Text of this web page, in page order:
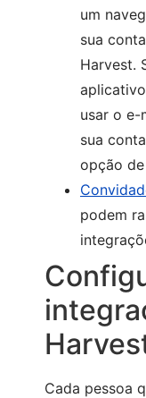
um
sua
Harvest.
usar o e-
sua
opção
podem
Cada pessoa